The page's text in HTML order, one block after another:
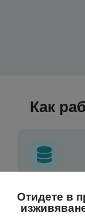
Как
Данните се
Отидете в